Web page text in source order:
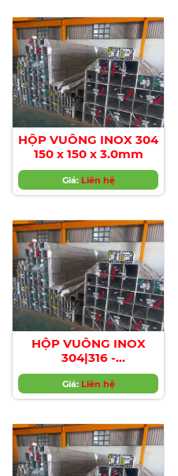
HỘP VUÔNG INOX 304
150 x 150 x 3.0mm
Giá: Liên hệ
HỘP VUÔNG INOX
304|316 -
150*150*5.0MM
Giá: Liên hệ